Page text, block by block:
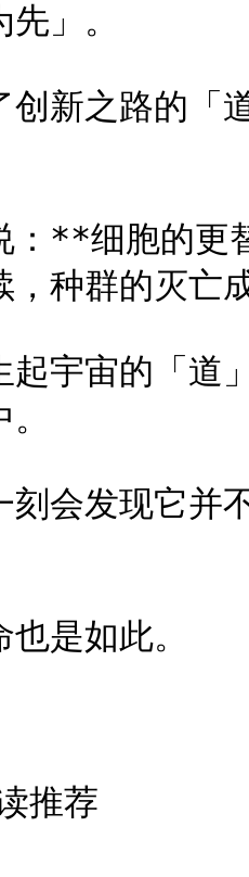
」。
创新之路的「
：**细胞的更
，种群的灭亡
起宇宙的「道
刻会发现它并
是如此。
推荐